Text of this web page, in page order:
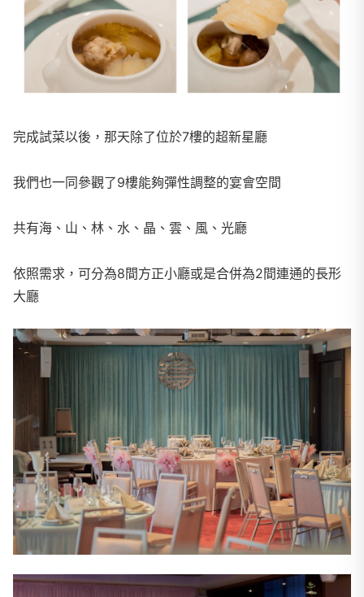
完成試菜以後，那天除了位於7樓的超新星廳
我們也一同參觀了9樓能夠彈性調整的宴會空間
共有海、山、林、水、晶、雲、風、光廳
依照需求，可分為8間方正小廳或是合併為2間連通的長形
大廳